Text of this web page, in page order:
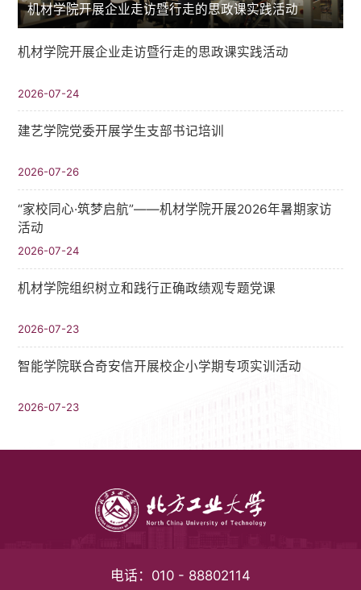
机材学院开展企业走访暨行走的思政课实践活动
机材学院开展企业走访暨行走的思政课实践活动
2026-07-24
建艺学院党委开展学生支部书记培训
2026-07-26
“家校同心·筑梦启航”——机材学院开展2026年暑期家访
活动
2026-07-24
机材学院组织树立和践行正确政绩观专题党课
2026-07-23
智能学院联合奇安信开展校企小学期专项实训活动
2026-07-23
电话： 010 - 88802114